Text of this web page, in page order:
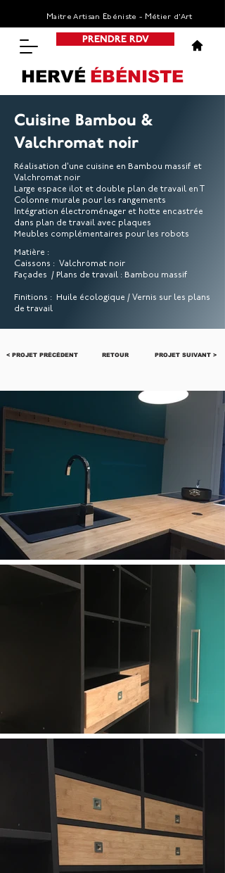
Maitre Artisan Ebéniste - Métier d’Art
PRENDRE RDV
HERVÉ ÉBÉNISTE
Cuisine Bambou &
Valchromat noir
Réalisation d'une cuisine en Bambou massif et
Valchromat noir
Large espace ilot et double plan de travail en T
Colonne murale pour les rangements
Intégration électroménager et hotte encastrée
dans plan de travail avec plaques
Meubles complémentaires pour les robots
Matière :
Caissons : Valchromat noir
Façades / Plans de travail : Bambou massif
Finitions : Huile écologique / Vernis sur les plans
de travail
< PROJET PRÉCÉDENT RETOUR PROJET SUIVANT >